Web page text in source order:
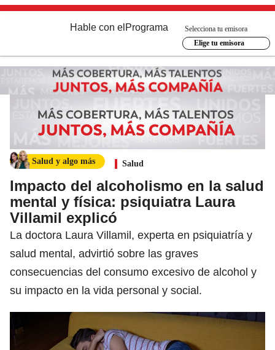
Hable con el Programa
Selecciona tu emisora
Elige tu emisora
Salud y algo más Salud
Impacto del alcoholismo en la salud
mental y física: psiquiatra Laura
Villamil explicó
La doctora Laura Villamil, experta en psiquiatría y
salud mental, advirtió sobre las graves
consecuencias del consumo excesivo de alcohol y
su impacto en la vida personal y social.